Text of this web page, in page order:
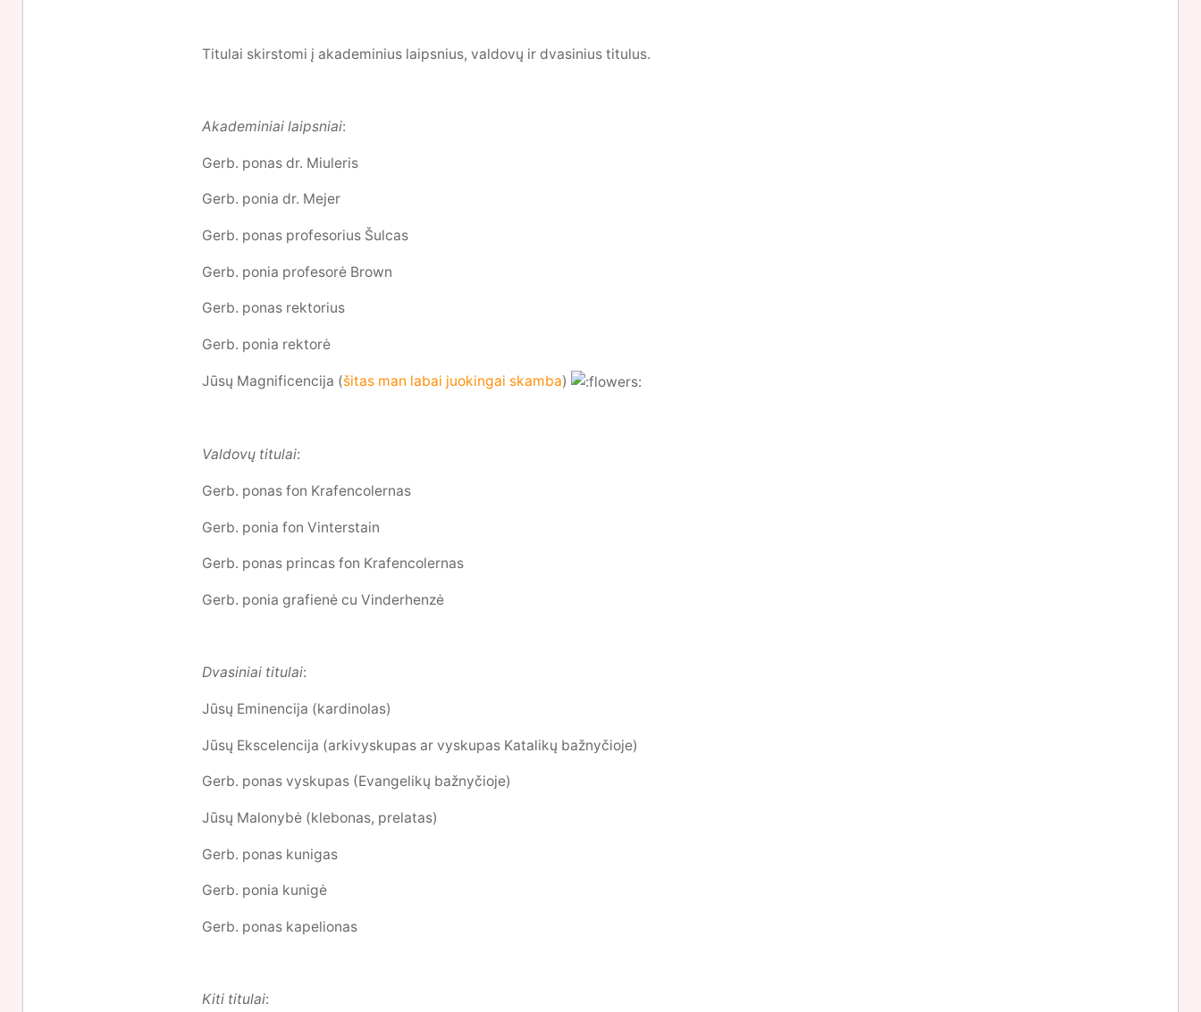
Titulai skirstomi į akademinius laipsnius, valdovų ir dvasinius titulus.
Akademiniai laipsniai:
Gerb. ponas dr. Miuleris
Gerb. ponia dr. Mejer
Gerb. ponas profesorius Šulcas
Gerb. ponia profesorė Brown
Gerb. ponas rektorius
Gerb. ponia rektorė
Jūsų Magnificencija (šitas man labai juokingai skamba)
Valdovų titulai:
Gerb. ponas fon Krafencolernas
Gerb. ponia fon Vinterstain
Gerb. ponas princas fon Krafencolernas
Gerb. ponia grafienė cu Vinderhenzė
Dvasiniai titulai:
Jūsų Eminencija (kardinolas)
Jūsų Ekscelencija (arkivyskupas ar vyskupas Katalikų bažnyčioje)
Gerb. ponas vyskupas (Evangelikų bažnyčioje)
Jūsų Malonybė (klebonas, prelatas)
Gerb. ponas kunigas
Gerb. ponia kunigė
Gerb. ponas kapelionas
Kiti titulai: